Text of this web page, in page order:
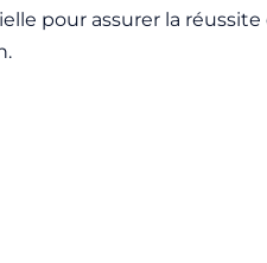
pour assurer la réussite